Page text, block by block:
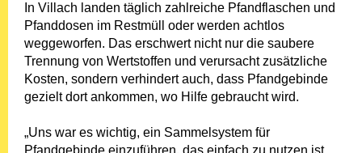
In Villach landen täglich zahlreiche Pfandflaschen und
Pfanddosen im Restmüll oder werden achtlos
weggeworfen. Das erschwert nicht nur die saubere
Trennung von Wertstoffen und verursacht zusätzliche
Kosten, sondern verhindert auch, dass Pfandgebinde
gezielt dort ankommen, wo Hilfe gebraucht wird.
„Uns war es wichtig, ein Sammelsystem für
Pfandgebinde einzuführen, das einfach zu nutzen ist